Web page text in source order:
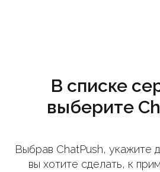
В списке
выберите
Выбрав ChatPush, укажите
вы хотите сделать, к